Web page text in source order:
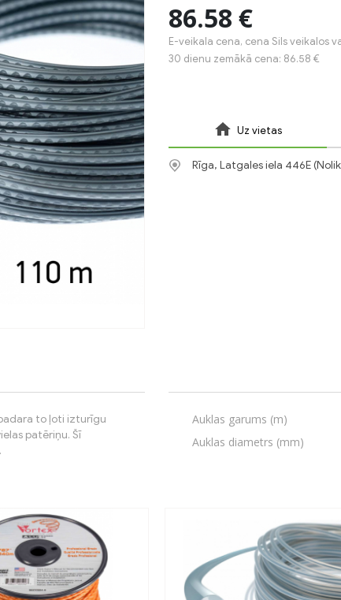
86.58 €
E-veikala cena, cena Sils veikalos
30 dienu zemākā cena: 86.58 €
Uz vietas
Rīga, Latgales iela 446E
to ļoti izturīgu
patēriņu. Šī
Auklas garums (m)
Auklas diametrs (mm)